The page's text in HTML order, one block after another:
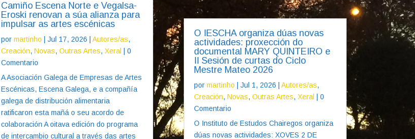
Camiño Escena Norte e Vegalsa-
Eroski renovan a súa alianza para
impulsar as artes escénicas
por martinho Jul 17, 2026 Autores/as,
Creación, Novas, Outras Artes, Xeral
| 0
Comentario
A Asociación Galega de Empresas de Artes
Escénicas, Escena Galega, e a compañía
galega de distribución alimentaria
ratificaron esta mañá o seu acordo de
colaboración A oitava edición do programa
de intercambio cultural a través das artes
O IESCHA organiza dúas novas
actividades: proxección do
documental MARY QUINTEIRO e
II Sesión de curtas do Ciclo
Mestre Mateo 2026
por martinho Jul 1, 2026 Autores/as,
Creación, Novas, Outras Artes, Xeral
| 0
Comentario
O Instituto de Estudos Chairegos organiza
dúas novas actividades: XOVES 2 DE